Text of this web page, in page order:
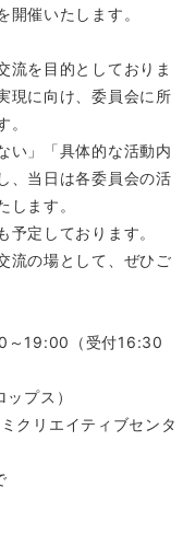
催いたします。
流を目的としておりま
現に向け、委員会に所
い」「具体的な活動内
、当日は各委員会の活
ます。
定しております。
流の場として、ぜひご
19:00（受付16:30
プス）
リエイティブセンタ